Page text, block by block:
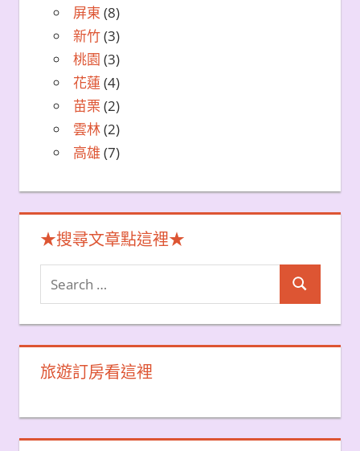
屏東 (8)
新竹(3)
桃園 (3)
花蓮 (4)
苗栗 (2)
雲林(2)
高雄 (7)
★搜尋文章點這裡★
Search
for:
Search
旅遊訂房看這裡